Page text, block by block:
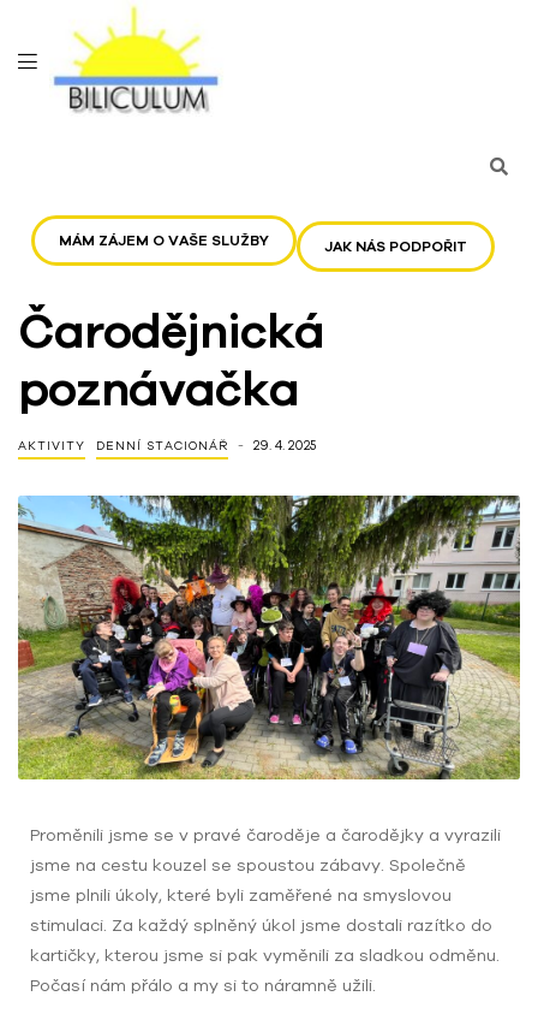
MÁM ZÁJEM O VAŠE SLUŽBY JAK NÁS PODPOŘIT
Čarodějnická
poznávačka
AKTIVITY DENNÍ STACIONÁŘ 29. 4. 2025
Proměnili jsme se v pravé čaroděje a čarodějky a vyrazili
jsme na cestu kouzel se spoustou zábavy. Společně
jsme plnili úkoly, které byli zaměřené na smyslovou
stimulaci. Za každý splněný úkol jsme dostali razítko do
kartičky, kterou jsme si pak vyměnili za sladkou odměnu.
Počasí nám přálo a my si to náramně užili.